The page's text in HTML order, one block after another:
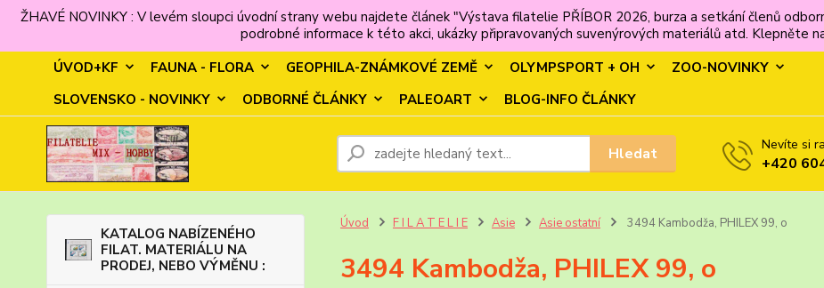
ŽHAVÉ NOVINKY : V levém sloupci úvodní strany webu najdete článek "Výstava filatelie PŘÍBOR 2026, burza a setkání členů
podrobné informace k této akci, ukázky připravovaných suvenýrových materiálů atd. Klepněte
ÚVOD+KF
FAUNA - FLORA GEOPHILA-ZNÁMKOVÉ ZEMĚ OLYMPSPORT + OH
ZOO-NOVINKY
SLOVENSKO - NOVINKY
ODBORNÉ ČLÁNKY PALEOART BLOG-INFO ČLÁNKY
Hledat Nevíte si
+420
KATALOG NABÍZENÉHO
FILAT. MATERIÁLU NA
PRODEJ, NEBO VÝMĚNU :
Úvod F I L A T E L I E Asie Asie ostatní 3494 Kambodža, PHILEX 99, o
3494 Kambodža, PHILEX 99, o